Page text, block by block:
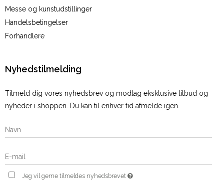
Messe og kunstudstillinger
Handelsbetingelser
Forhandlere
Nyhedstilmelding
Tilmeld dig vores nyhedsbrev og modtag eksklusive tilbud og
nyheder i shoppen. Du kan til enhver tid afmelde igen.
Jeg vil gerne tilmeldes nyhedsbrevet